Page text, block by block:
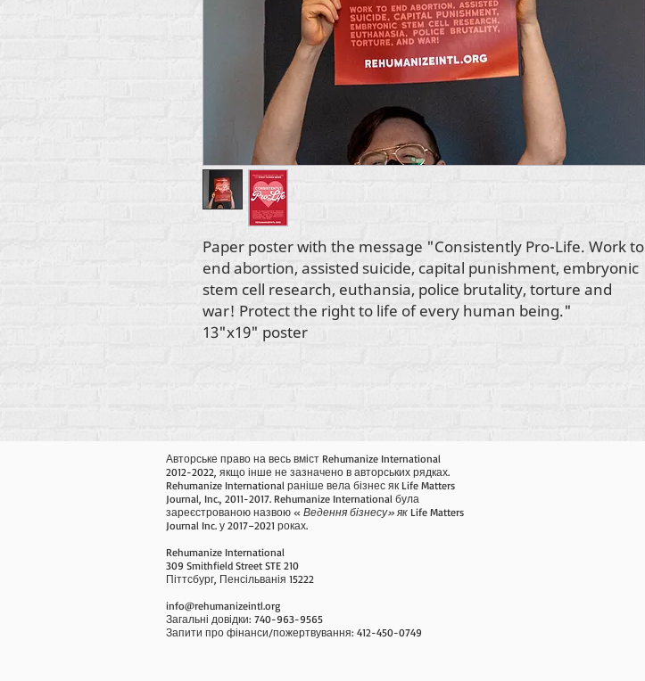
Paper poster with the message "Consistently Pro-Life. Work to
end abortion, assisted suicide, capital punishment, embryonic
stem cell research, euthansia, police brutality, torture and
war! Protect the right to life of every human being."
13"x19" poster
Авторське право на весь вміст Rehumanize International
2012-2022, якщо інше не зазначено в авторських рядках.
Rehumanize International раніше вела бізнес як Life Matters
Journal, Inc., 2011-2017. Rehumanize International була
зареєстрованою назвою « Ведення бізнесу» як Life Matters
Journal Inc. у 2017–2021 роках.
Rehumanize International
309 Smithfield Street STE 210
Піттсбург, Пенсільванія 15222
info@rehumanizeintl.org
Загальні довідки: 740-963-9565
Запити про фінанси/пожертвування: 412-450-0749